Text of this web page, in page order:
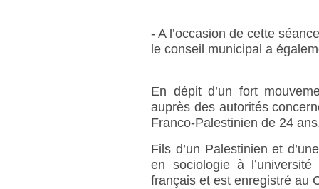
- A l’occasion de cette
le conseil municipal a
En dépit d’un fort
auprès des autorités
Franco-Palestinien de 24
Fils d’un Palestinien et
en sociologie à
français et est enregistré au